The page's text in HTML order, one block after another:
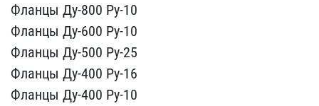
Фл​анцы Ду-800 Ру-10
Фланцы​ Ду-600 Ру-10
Фланцы Ду-​500 Ру-25
Фланцы Ду-400 ​Ру-16
Фланцы Ду-400 Ру-1​0